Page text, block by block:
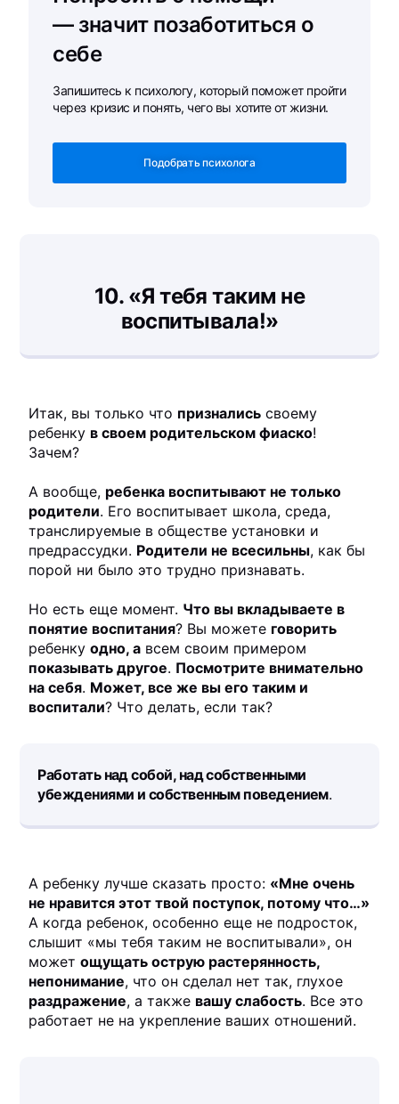
— значит позаботиться о
себе
Запишитесь к психологу, который поможет пройти
через кризис и понять, чего вы хотите от жизни.
Подобрать психолога
10. «Я тебя таким не
воспитывала!»
Итак, вы только что признались своему
ребенку в своем родительском фиаско!
Зачем?
А вообще, ребенка воспитывают не только
родители. Его воспитывает школа, среда,
транслируемые в обществе установки и
предрассудки. Родители не всесильны, как бы
порой ни было это трудно признавать.
Но есть еще момент. Что вы вкладываете в
понятие воспитания? Вы можете говорить
ребенкуодно, а всем своим примером
показывать другое. Посмотрите внимательно
на себя. Может, все же вы его таким и
воспитали? Что делать, если так?
Работать над собой, над собственными
убеждениями и собственным поведением.
А ребенку лучше сказать просто: «Мне очень
не нравится этот твой поступок, потому что…»
А когда ребенок, особенно еще не подросток,
слышит «мы тебя таким не воспитывали», он
можетощущать острую растерянность,
непонимание, что он сделал нет так, глухое
раздражение, а также вашу слабость. Все это
работает не на укрепление ваших отношений.